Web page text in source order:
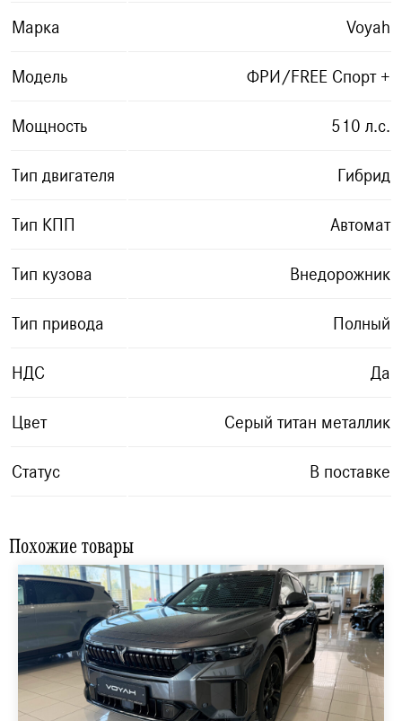
Марка Voyah
Модель ФРИ/FREE Спорт +
Мощность 510 л.с.
Тип двигателя Гибрид
Тип КПП Автомат
Тип кузова Внедорожник
Тип привода Полный
НДС Да
Цвет Серый титан металлик
Статус В поставке
Похожие товары